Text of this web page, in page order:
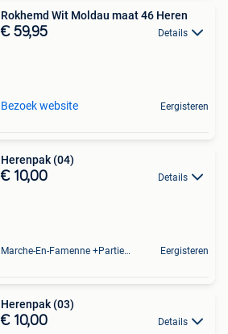
Rokhemd Wit Moldau maat 46 Heren
€ 59,95 Details
Bezoek website Eergisteren
Herenpak (04)
€ 10,00 Details
Marche-En-Famenne +Partie De Baillonville Et Noiseux Eergisteren
Herenpak (03)
€ 10,00 Details